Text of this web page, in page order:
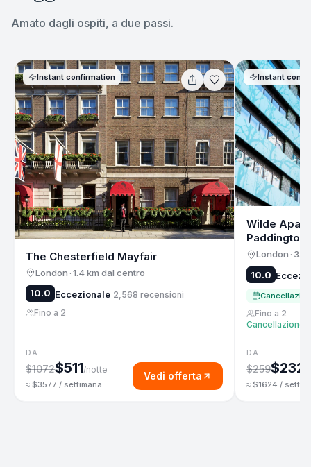
Amato dagli ospiti, a due passi.
Instant confirmation
The Chesterfield Mayfair
London ·1.4 km dal centro
10.0 Eccezionale 2,568 recensioni
Fino a 2
DA
$1072$511/notte
≈ $3577 / settimana
Vedi offerta
Instant
Wilde
Paddington
London · 3.4
10.0
Fino a 2
Cancellazione
DA
$259$232
≈ $1624 /